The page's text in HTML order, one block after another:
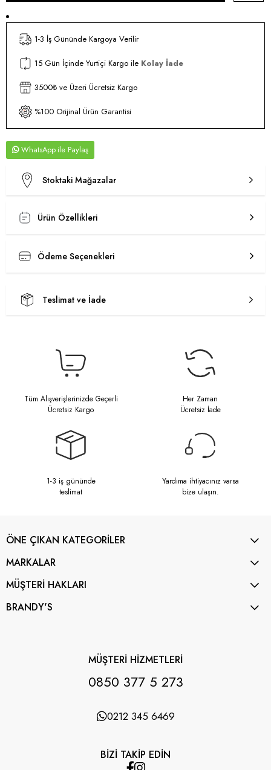
1-3 İş Gününde Kargoya Verilir
15 Gün İçinde Yurtiçi Kargo ile Kolay İade
3500₺ ve Üzeri Ücretsiz Kargo
%100 Orijinal Ürün Garantisi
WhatsApp
Stoktaki Mağazalar
Ürün Özellikleri
Ödeme Seçenekleri
Teslimat ve İade
Tüm Alışverişlerinizde Geçerli
Ücretsiz Kargo
Her Zaman
Ücretsiz İade
1-3 iş gününde
teslimat
Yardıma ihtiyacınız varsa
bize ulaşın.
ÖNE ÇIKAN KATEGORİLER
MARKALAR
MÜŞTERİ HAKLARI
BRANDY'S
MÜŞTERİ HİZMETLERİ
0850 377 5 273
0212 345 6469
BİZİ TAKİP EDİN